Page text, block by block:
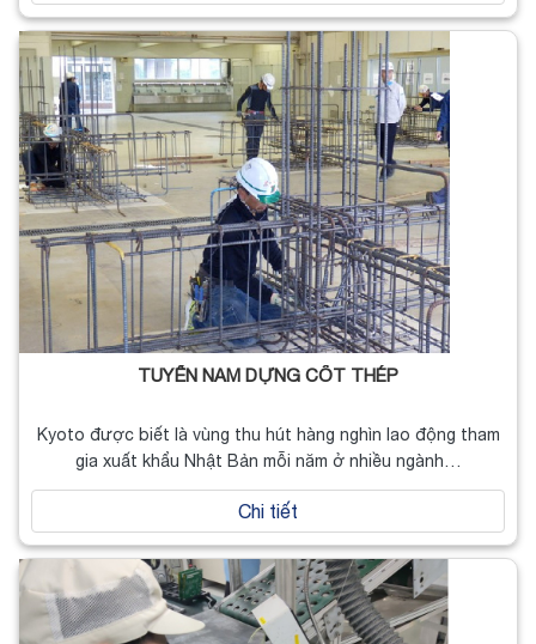
TUYỂN NAM DỰNG CỐT THÉP
Kyoto được biết là vùng thu hút hàng nghìn lao động tham
gia xuất khẩu Nhật Bản mỗi năm ở nhiều ngành…
Chi tiết